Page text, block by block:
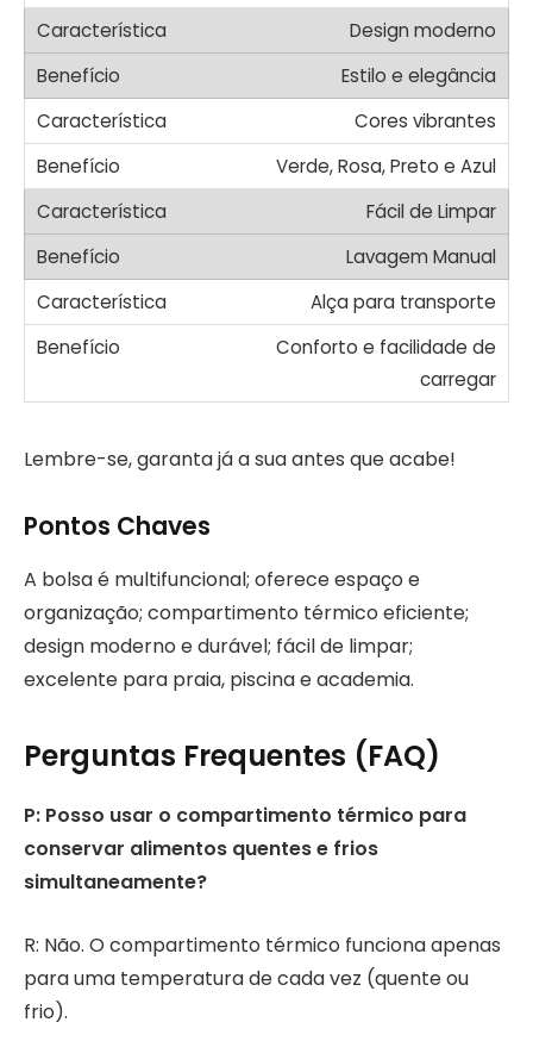
Design moderno
Estilo e elegância
Cores vibrantes
Verde, Rosa, Preto e Azul
Fácil de Limpar
Lavagem Manual
Alça para transporte
Conforto e facilidade de
carregar
Lembre-se, garanta já a sua antes que acabe!
Pontos Chaves
A bolsa é multifuncional; oferece espaço e
organização; compartimento térmico eficiente;
design moderno e durável; fácil de limpar;
excelente para praia, piscina e academia.
Perguntas Frequentes (FAQ)
P: Posso usar o compartimento térmico para
conservar alimentos quentes e frios
simultaneamente?
R: Não. O compartimento térmico funciona apenas
para uma temperatura de cada vez (quente ou
frio).